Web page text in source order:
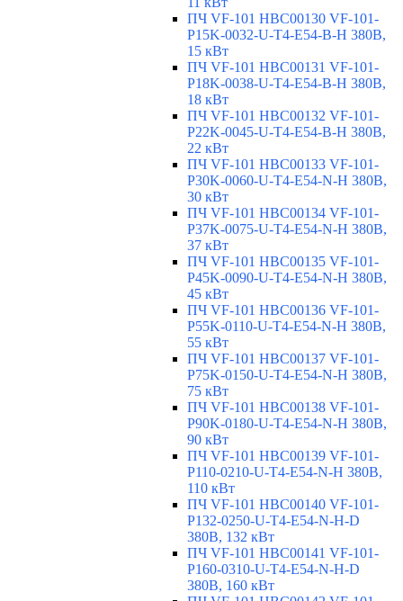
ПЧ VF-101 HBC00130 VF-101-
P15K-0032-U-T4-E54-B-H 380В,
15 кВт
ПЧ VF-101 HBC00131 VF-101-
P18K-0038-U-T4-E54-B-H 380В,
18 кВт
ПЧ VF-101 HBC00132 VF-101-
P22K-0045-U-T4-E54-B-H 380В,
22 кВт
ПЧ VF-101 HBC00133 VF-101-
P30K-0060-U-T4-E54-N-H 380В,
30 кВт
ПЧ VF-101 HBC00134 VF-101-
P37K-0075-U-T4-E54-N-H 380В,
37 кВт
ПЧ VF-101 HBC00135 VF-101-
P45K-0090-U-T4-E54-N-H 380В,
45 кВт
ПЧ VF-101 HBC00136 VF-101-
P55K-0110-U-T4-E54-N-H 380В,
55 кВт
ПЧ VF-101 HBC00137 VF-101-
P75K-0150-U-T4-E54-N-H 380В,
75 кВт
ПЧ VF-101 HBC00138 VF-101-
P90K-0180-U-T4-E54-N-H 380В,
90 кВт
ПЧ VF-101 HBC00139 VF-101-
P110-0210-U-T4-E54-N-H 380В,
110 кВт
ПЧ VF-101 HBC00140 VF-101-
P132-0250-U-T4-E54-N-H-D
380В, 132 кВт
ПЧ VF-101 HBC00141 VF-101-
P160-0310-U-T4-E54-N-H-D
380В, 160 кВт